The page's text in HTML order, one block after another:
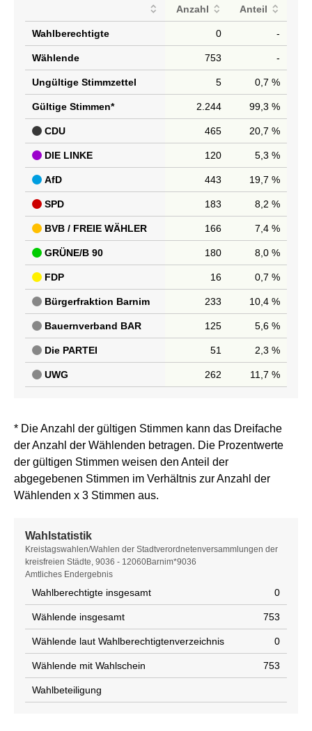
Anzahl Anteil
Wahlberechtigte 0 -
Wählende 753 -
Ungültige Stimmzettel 5 0,7 %
Gültige Stimmen* 2.244 99,3 %
CDU 465 20,7 %
DIE LINKE 120 5,3 %
AfD 443 19,7 %
SPD 183 8,2 %
BVB / FREIE WÄHLER 166 7,4 %
GRÜNE/B 90 180 8,0 %
FDP 16 0,7 %
Bürgerfraktion Barnim 233 10,4 %
Bauernverband BAR 125 5,6 %
Die PARTEI 51 2,3 %
UWG 262 11,7 %
* Die Anzahl der gültigen Stimmen kann das Dreifache
der Anzahl der Wählenden betragen. Die Prozentwerte
der gültigen Stimmen weisen den Anteil der
abgegebenen Stimmen im Verhältnis zur Anzahl der
Wählenden x 3 Stimmen aus.
Wahlstatistik
Wahlstatistik
Kreistagswahlen/Wahlen der Stadtverordnetenversammlungen der
kreisfreien Städte, 9036 - 12060Barnim*9036
Amtliches Endergebnis
Wahlberechtigte insgesamt 0
Wählende insgesamt 753
Wählende laut Wahlberechtigtenverzeichnis 0
Wählende mit Wahlschein 753
Wahlbeteiligung